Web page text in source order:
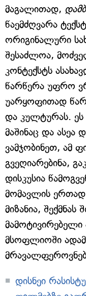
მაგალითად,
წაემძღვარა
ორიგინალური
შესაძლოა,
კონტექსტს
წარწერა უფრო
უარყოფითად
და კულტურას. ეს
მაშინაც და ასეა
ვამჯობინეთ, ამ
გვეღიარებინა,
დისკუსია
მომავლის ერთად
მიზანია,
მსოფლიოში
დისნეი